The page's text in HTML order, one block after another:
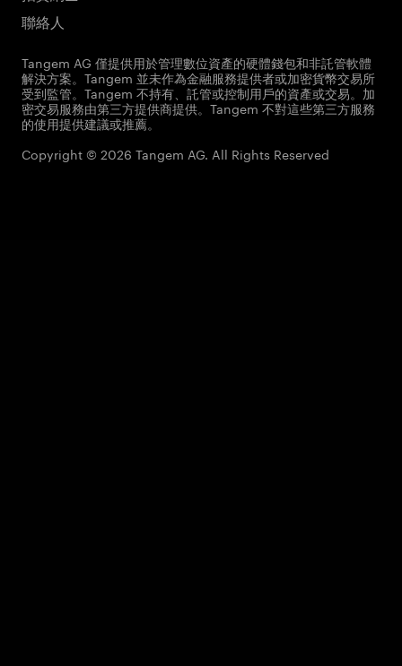
聯絡人
Tangem AG 僅提供用於管理數位資產的硬體錢包和非託管軟體
解決方案。Tangem 並未作為金融服務提供者或加密貨幣交易所
受到監管。Tangem 不持有、託管或控制用戶的資產或交易。加
密交易服務由第三方提供商提供。Tangem 不對這些第三方服務
的使用提供建議或推薦。